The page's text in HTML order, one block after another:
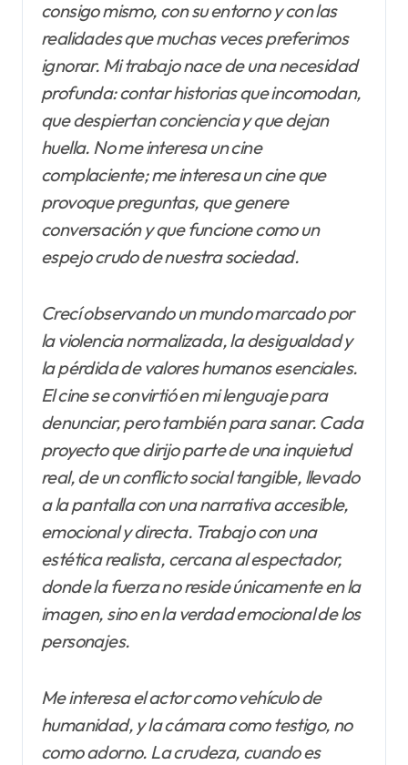
consigo mismo, con su entorno y con las
realidades que muchas veces preferimos
ignorar. Mi trabajo nace de una necesidad
profunda: contar historias que incomodan,
que despiertan conciencia y que dejan
huella. No me interesa un cine
complaciente; me interesa un cine que
provoque preguntas, que genere
conversación y que funcione como un
espejo crudo de nuestra sociedad.
Crecí observando un mundo marcado por
la violencia normalizada, la desigualdad y
la pérdida de valores humanos esenciales.
El cine se convirtió en mi lenguaje para
denunciar, pero también para sanar. Cada
proyecto que dirijo parte de una inquietud
real, de un conflicto social tangible, llevado
a la pantalla con una narrativa accesible,
emocional y directa. Trabajo con una
estética realista, cercana al espectador,
donde la fuerza no reside únicamente en la
imagen, sino en la verdad emocional de los
personajes.
Me interesa el actor como vehículo de
humanidad, y la cámara como testigo, no
como adorno. La crudeza, cuando es